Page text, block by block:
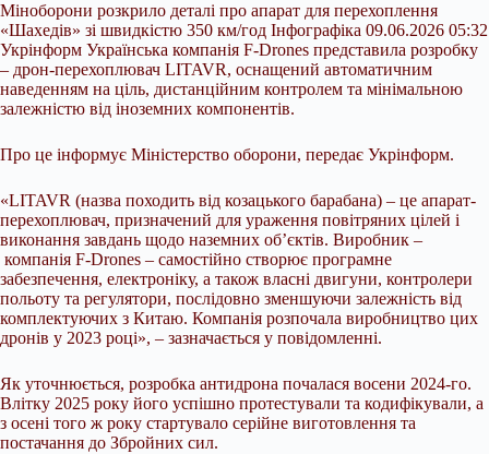
Міноборони розкрило деталі про апарат для перехоплення
«Шахедів» зі швидкістю 350 км/год Інфографіка 09.06.2026 05:32
Укрінформ Українська компанія F-Drones представила розробку
– дрон-перехоплювач LITAVR, оснащений автоматичним
наведенням на ціль, дистанційним контролем та мінімальною
залежністю від іноземних компонентів.
Про це інформує Міністерство оборони, передає Укрінформ.
«LITAVR (назва походить від козацького барабана) – це апарат-
перехоплювач, призначений для ураження повітряних цілей і
виконання завдань щодо наземних об’єктів. Виробник –
компанія F-Drones – самостійно створює програмне
забезпечення, електроніку, а також власні двигуни, контролери
польоту та регулятори, послідовно зменшуючи залежність від
комплектуючих з Китаю. Компанія розпочала виробництво цих
дронів у 2023 році», – зазначається у повідомленні.
Як уточнюється, розробка антидрона почалася восени 2024-го.
Влітку 2025 року його успішно протестували та кодифікували, а
з осені того ж року стартувало серійне виготовлення та
постачання до Збройних сил.